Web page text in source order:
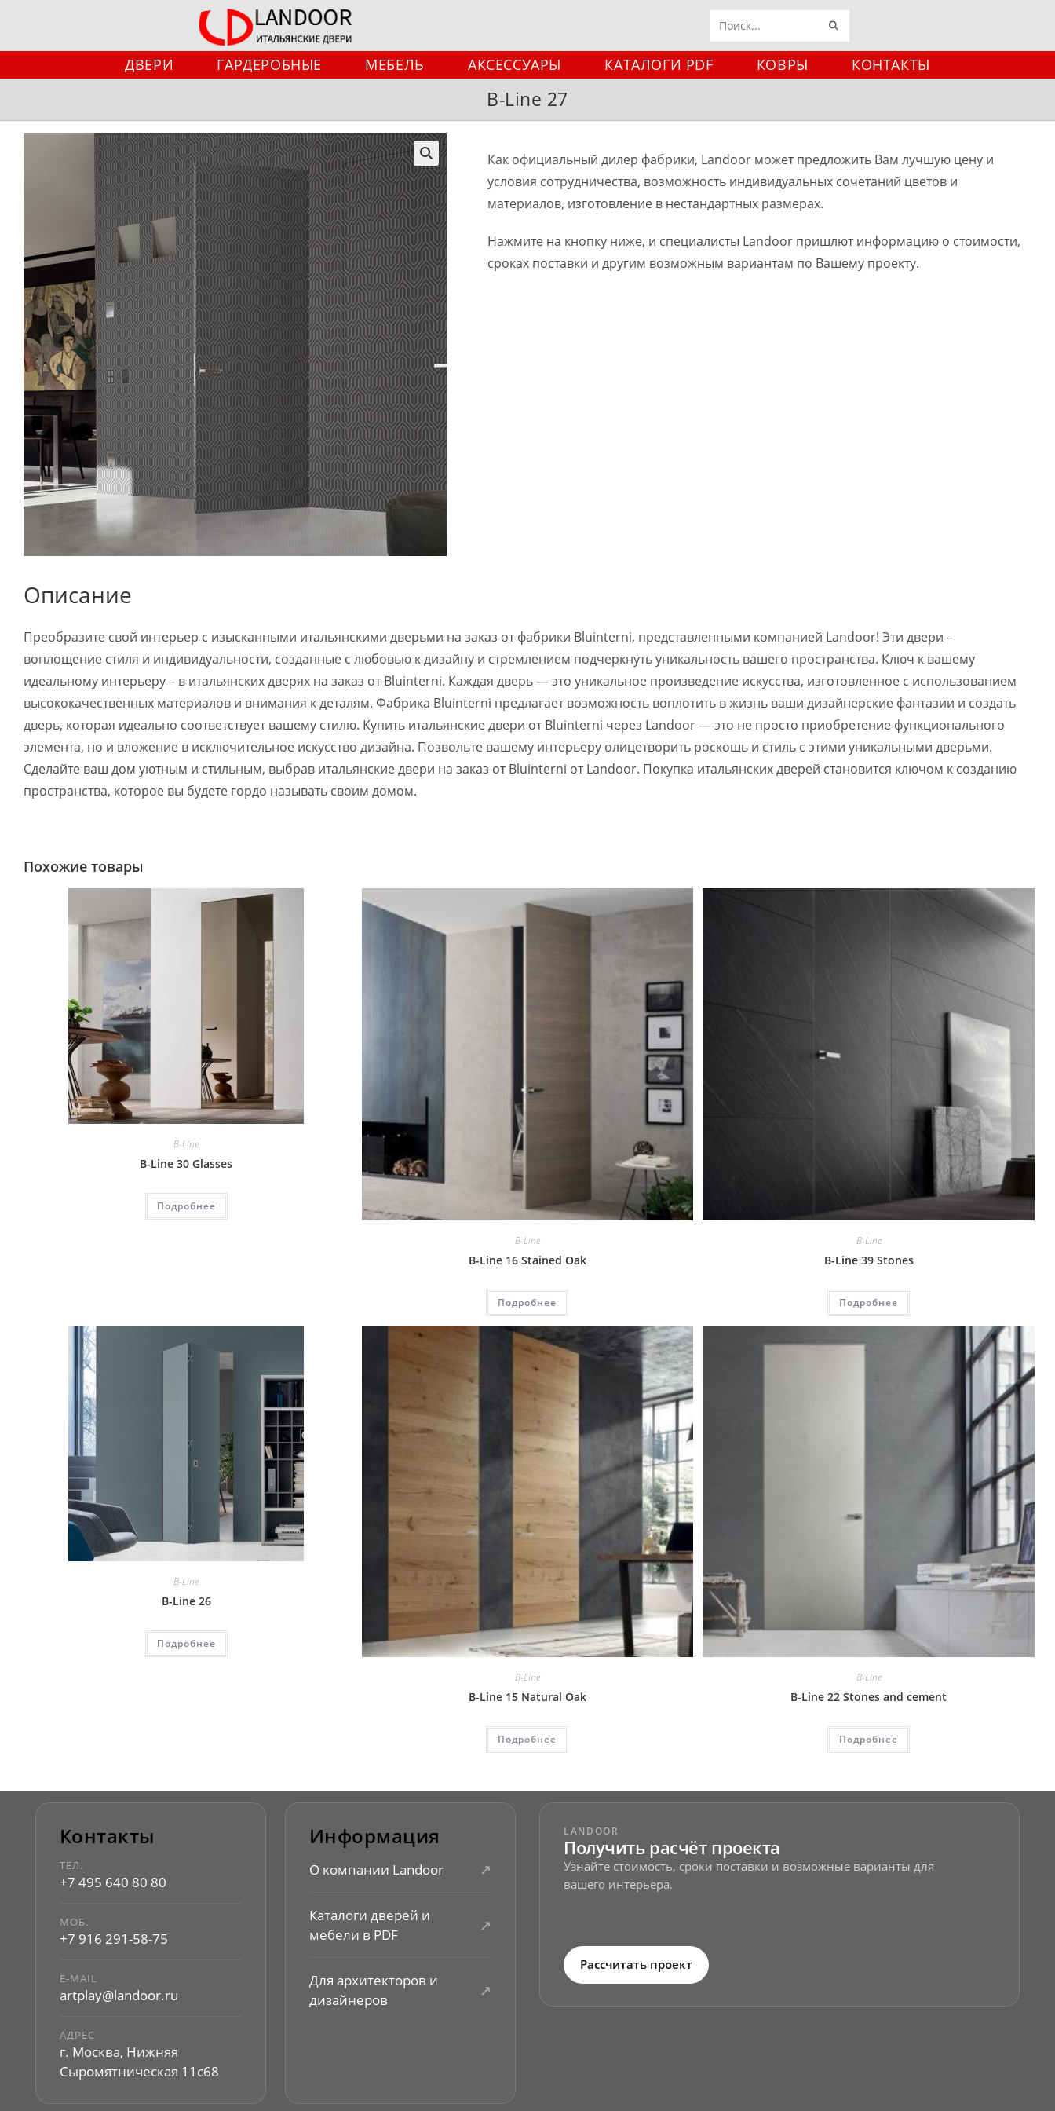
содержимому
Поиск
ДВЕРИ ГАРДЕРОБНЫЕ МЕБЕЛЬ АКСЕССУАРЫ КАТАЛОГИ PDF КОВРЫ КОНТАКТЫ
B-Line 27
🔍
Как официальный дилер фабрики, Landoor может предложить Вам лучшую цену и
условия сотрудничества, возможность индивидуальных сочетаний цветов и
материалов, изготовление в нестандартных размерах.
Нажмите на кнопку ниже, и специалисты Landoor пришлют информацию о стоимости,
сроках поставки и другим возможным вариантам по Вашему проекту.
Описание
Преобразите свой интерьер с изысканными итальянскими дверьми на заказ от фабрики Bluinterni, представленными компанией Landoor! Эти двери –
воплощение стиля и индивидуальности, созданные с любовью к дизайну и стремлением подчеркнуть уникальность вашего пространства. Ключ к вашему
идеальному интерьеру – в итальянских дверях на заказ от Bluinterni. Каждая дверь — это уникальное произведение искусства, изготовленное с использованием
высококачественных материалов и внимания к деталям. Фабрика Bluinterni предлагает возможность воплотить в жизнь ваши дизайнерские фантазии и создать
дверь, которая идеально соответствует вашему стилю. Купить итальянские двери от Bluinterni через Landoor — это не просто приобретение функционального
элемента, но и вложение в исключительное искусство дизайна. Позвольте вашему интерьеру олицетворить роскошь и стиль с этими уникальными дверьми.
Сделайте ваш дом уютным и стильным, выбрав итальянские двери на заказ от Bluinterni от Landoor. Покупка итальянских дверей становится ключом к созданию
пространства, которое вы будете гордо называть своим домом.
Похожие товары
B-Line
B-Line 30 Glasses
Подробнее
B-Line
B-Line 16 Stained Oak
Подробнее
B-Line
B-Line 39 Stones
Подробнее
B-Line
B-Line 26
Подробнее
B-Line
B-Line 15 Natural Oak
Подробнее
B-Line
B-Line 22 Stones and cement
Подробнее
Контакты
ТЕЛ.
+7 495 640 80 80
МОБ.
+7 916 291-58-75
E-MAIL
artplay@landoor.ru
АДРЕС
г. Москва, Нижняя
Сыромятническая 11с68
Информация
О компании Landoor ↗
Каталоги дверей и
мебели в PDF
↗
Для архитекторов и
дизайнеров
↗
LANDOOR
Получить расчёт проекта
Узнайте стоимость, сроки поставки и возможные варианты для
вашего интерьера.
Рассчитать проект